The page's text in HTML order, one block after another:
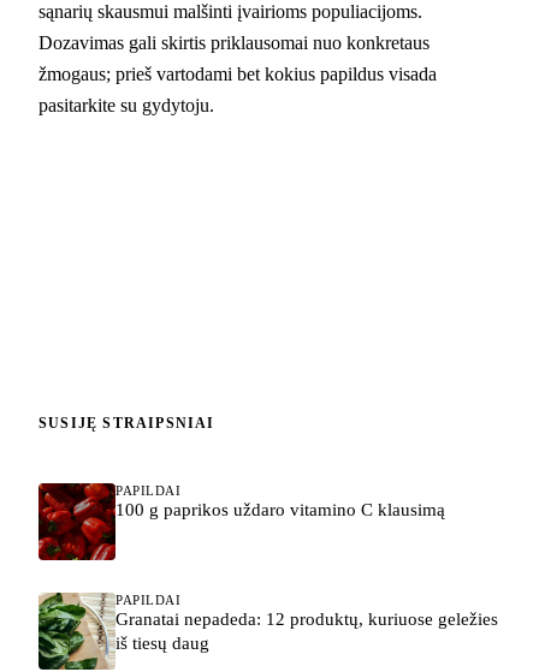
sąnarių skausmui malšinti įvairioms populiacijoms.
Dozavimas gali skirtis priklausomai nuo konkretaus
žmogaus; prieš vartodami bet kokius papildus visada
pasitarkite su gydytoju.
SUSIJĘ STRAIPSNIAI
PAPILDAI
100 g paprikos uždaro vitamino C klausimą
PAPILDAI
Granatai nepadeda: 12 produktų, kuriuose geležies
iš tiesų daug